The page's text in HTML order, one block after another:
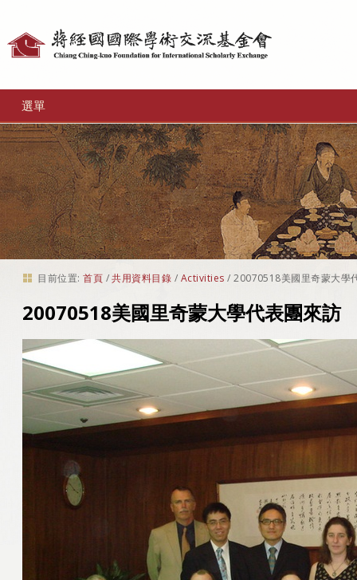
選單
目前位置: 首頁 /共用資料目錄 / Activities /20070518美國里奇蒙大學
20070518美國里奇蒙大學代表團來訪